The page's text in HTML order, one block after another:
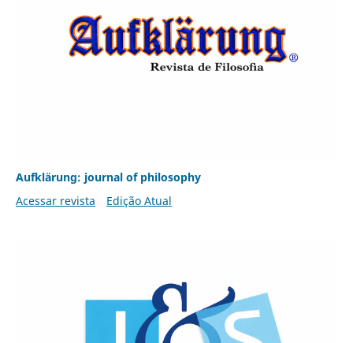
Aufklärung: journal of philosophy
Acessar revista
Edição Atual